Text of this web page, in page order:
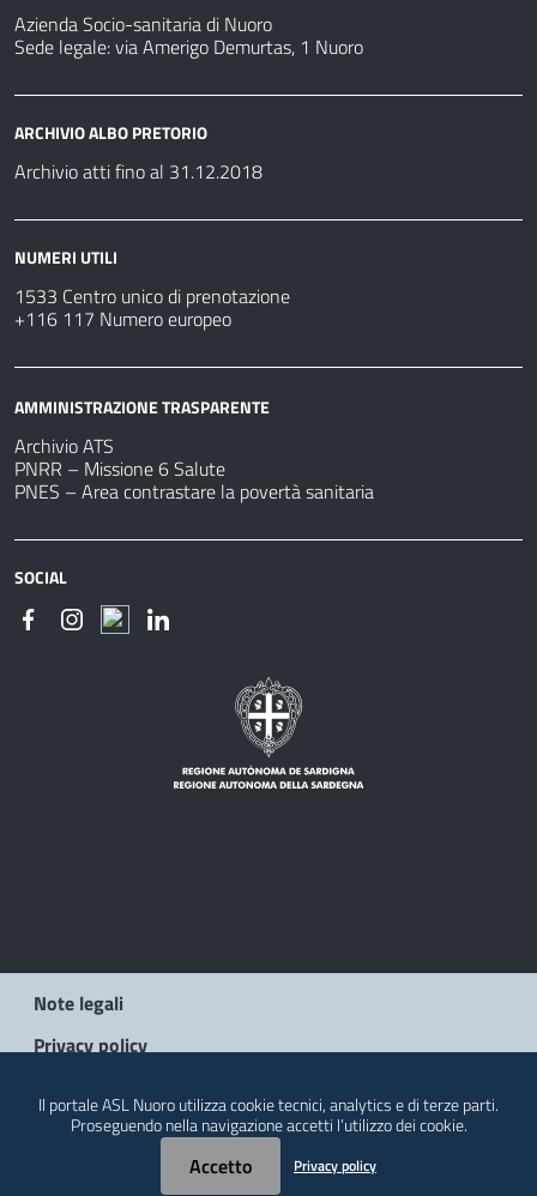
Azienda Socio-sanitaria di Nuoro
Sede legale: via Amerigo Demurtas, 1 Nuoro
ARCHIVIO ALBO PRETORIO
Archivio atti fino al 31.12.2018
NUMERI UTILI
1533 Centro unico di prenotazione
+116 117 Numero europeo
AMMINISTRAZIONE TRASPARENTE
Archivio ATS
PNRR – Missione 6 Salute
PNES – Area contrastare la povertà sanitaria
SOCIAL
Note legali
Privacy policy
Contatti
© 2026 Regione Autonoma della Sardegna
Il portale ASL Nuoro utilizza cookie tecnici, analytics e di terze parti.
Proseguendo nella navigazione accetti l’utilizzo dei cookie.
Accetto Privacy policy